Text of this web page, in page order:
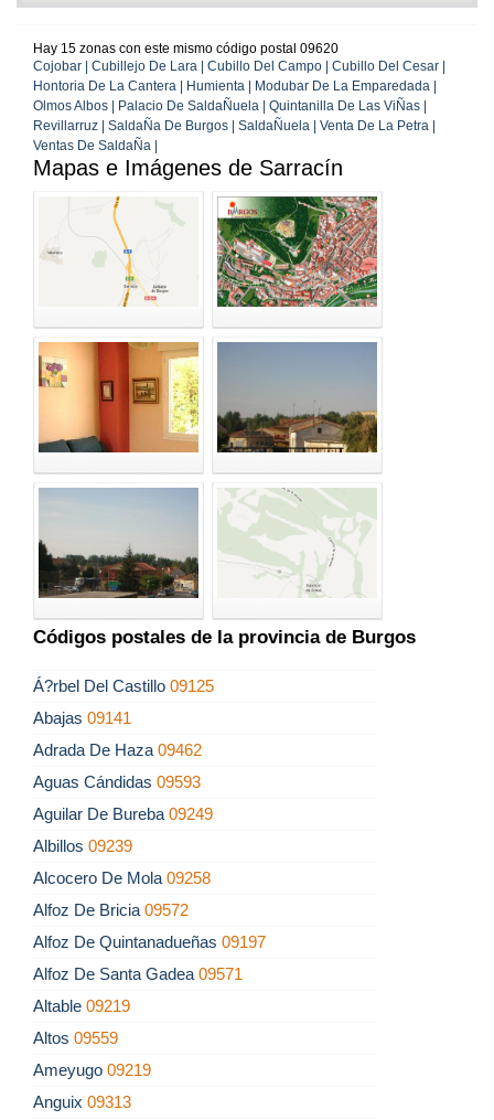
Hay 15 zonas con este mismo código postal 09620
Cojobar | Cubillejo De Lara | Cubillo Del Campo | Cubillo Del Cesar |
Hontoria De La Cantera | Humienta | Modubar De La Emparedada |
Olmos Albos | Palacio De SaldaÑuela | Quintanilla De Las ViÑas |
Revillarruz | SaldaÑa De Burgos | SaldaÑuela | Venta De La Petra |
Ventas De SaldaÑa |
Mapas e Imágenes de Sarracín
Códigos postales de la provincia de Burgos
Á?rbel Del Castillo 09125
Abajas 09141
Adrada De Haza 09462
Aguas Cándidas 09593
Aguilar De Bureba 09249
Albillos 09239
Alcocero De Mola 09258
Alfoz De Bricia 09572
Alfoz De Quintanadueñas 09197
Alfoz De Santa Gadea 09571
Altable 09219
Altos 09559
Ameyugo 09219
Anguix 09313